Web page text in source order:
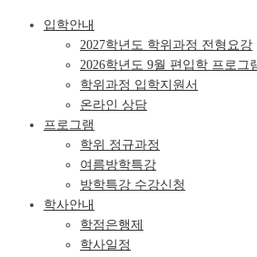
입학안내
2027학년도 학위과정 전형요강
2026학년도 9월 편입학 프로그
학위과정 입학지원서
온라인 상담
프로그램
학위 정규과정
여름방학특강
방학특강 수강신청
학사안내
학점은행제
학사일정